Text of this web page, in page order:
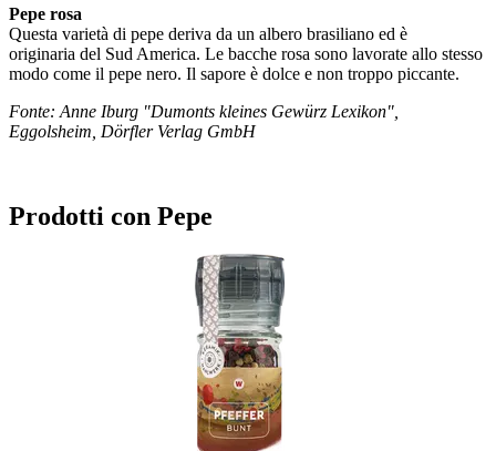
Pepe rosa
Questa varietà di pepe deriva da un albero brasiliano ed è
originaria del Sud America. Le bacche rosa sono lavorate allo stesso
modo come il pepe nero. Il sapore è dolce e non troppo piccante.
Fonte: Anne Iburg "Dumonts kleines Gewürz Lexikon",
Eggolsheim, Dörfler Verlag GmbH
Prodotti con Pepe